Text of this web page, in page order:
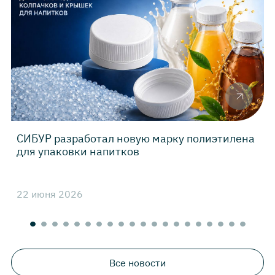
СИБУР разработал новую марку полиэтилена
для упаковки напитков
22 июня 2026
Все новости